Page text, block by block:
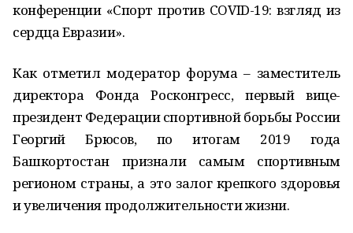
конференции «Спорт против COVID-19: взгляд из
сердца Евразии».
Как отметил модератор форума – заместитель
директора Фонда Росконгресс, первый вице-
президент Федерации спортивной борьбы России
Георгий Брюсов, по итогам 2019 года
Башкортостан признали самым спортивным
регионом страны, а это залог крепкого здоровья
и увеличения продолжительности жизни.